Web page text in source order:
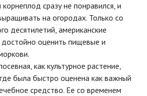
сразу не понравился, и
на огородах. Только со
десятилетий, американские
оценить пищевые и
как культурное растение,
была быстро оценена как важный
средство. Ее со временем